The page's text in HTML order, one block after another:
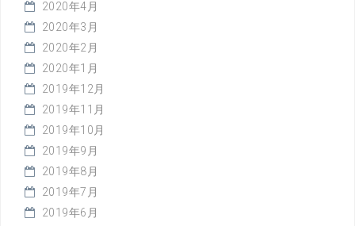
2020年4月
2020年3月
2020年2月
2020年1月
2019年12月
2019年11月
2019年10月
2019年9月
2019年8月
2019年7月
2019年6月